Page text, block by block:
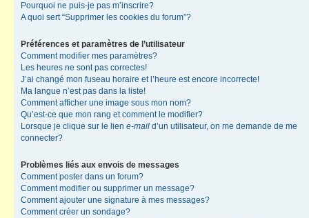
Pourquoi ne puis-je pas m’inscrire?
A quoi sert “Supprimer les cookies du forum”?
Préférences et paramètres de l’utilisateur
Comment modifier mes paramètres?
Les heures ne sont pas correctes!
J’ai changé mon fuseau horaire et l’heure est encore incorrecte!
Ma langue n’est pas dans la liste!
Comment afficher une image sous mon nom?
Qu’est-ce que mon rang et comment le modifier?
Lorsque je clique sur le lien e-mail d’un utilisateur, on me demande de me
connecter?
Problèmes liés aux envois de messages
Comment poster dans un forum?
Comment modifier ou supprimer un message?
Comment ajouter une signature à mes messages?
Comment créer un sondage?